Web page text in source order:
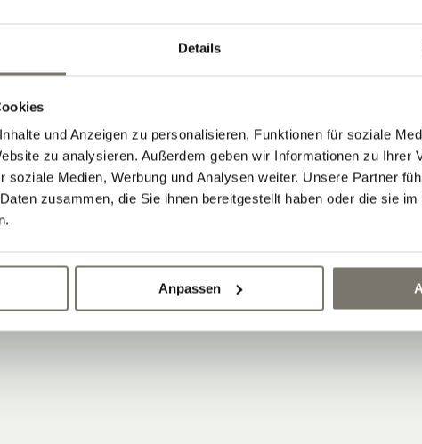
Details
und Anzeigen zu personalisieren, Funktionen für soziale
zu analysieren. Außerdem geben wir Informationen zu Ihrer
soziale Medien, Werbung und Analysen weiter. Unsere Partner
zusammen, die Sie ihnen bereitgestellt haben oder die sie
Anpassen
die Neuigkeiten vom Stroblhof
aus unserem Weinhotel in
abonnieren: